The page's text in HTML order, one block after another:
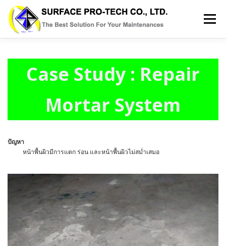
content
Menu
HOME SERVICES MRO PRODUCT
Case Study : Repair
Mortar System
ปัญหา
หน้าพื้นผิวมีการแตก ร่อน และหน้าพื้นผิวไม่สม่ำเสมอ